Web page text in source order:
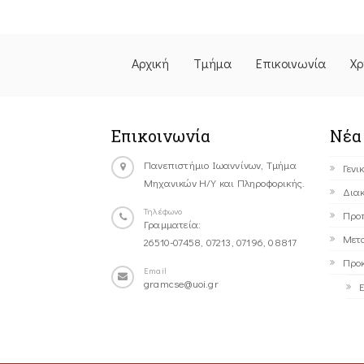
Αρχική Τμήμα Επικοινωνία
Επικοινωνία
Πανεπιστήμιο Ιωαννίνων, Τμήμα
Μηχανικών Η/Υ και Πληροφορικής.
Τηλέφωνο
Γραμματεία:
26510-07458, 07213, 07196, 08817
Email
gramcse@uoi.gr
Νέα